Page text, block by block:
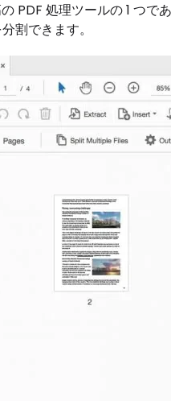
処理ツールの 1 つで
割できます。